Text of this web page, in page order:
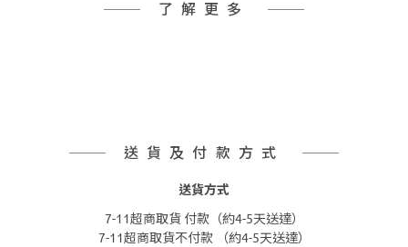
了解更多
送貨及付款方式
送貨方式
7-11超商取貨 付款（約4-5天送達）
7-11超商取貨不付款 （約4-5天送達）